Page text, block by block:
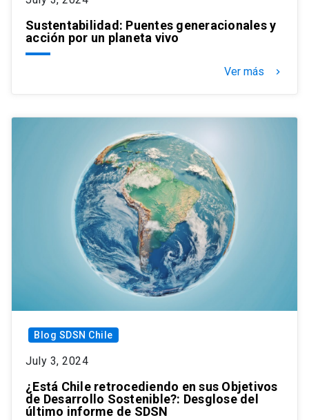
Sustentabilidad: Puentes generacionales y
acción por un planeta vivo
Ver más keyboard_arrow_right
Blog SDSN Chile
July 3, 2024
¿Está Chile retrocediendo en sus Objetivos
de Desarrollo Sostenible?: Desglose del
último informe de SDSN